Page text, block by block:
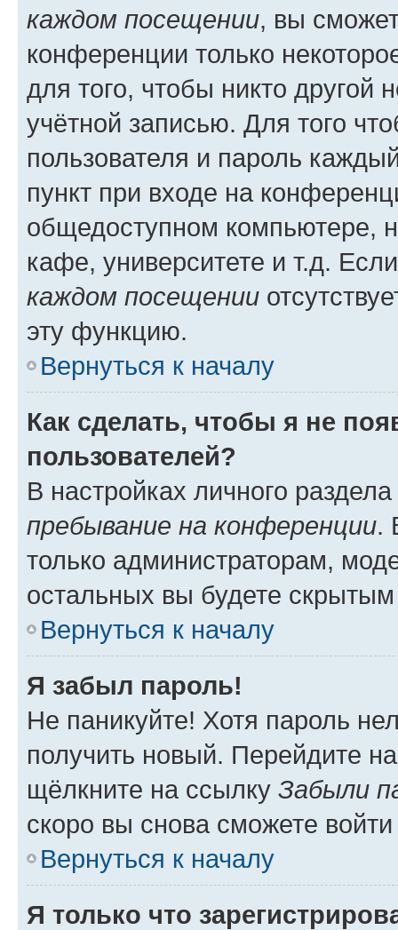
каждом посещении, вы
конференции только
для того, чтобы никто другой
учётной записью. Для того
пользователя и пароль
пункт при входе на
общедоступном компьютере,
кафе, университете и т.д.
каждом посещении
эту функцию.
Вернуться к началу
Как сделать, чтобы я не
пользователей?
В настройках личного
пребывание на конференции.
только администраторам,
остальных вы будете
Вернуться к началу
Я забыл пароль!
Не паникуйте! Хотя пароль
получить новый. Перейдите
щёлкните на ссылку Забыли
скоро вы снова сможете
Вернуться к началу
Я только что